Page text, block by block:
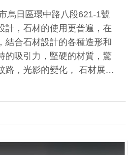
烏日區環中路八段621-1號
計，石材的使用更普遍，在
結合石材設計的各種造形和
的吸引力，堅硬的材質，驚
路，光影的變化， 石材展…